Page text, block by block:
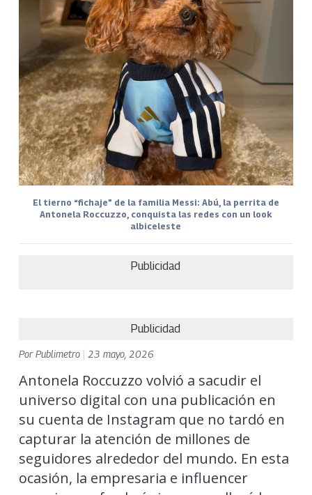
El tierno “fichaje” de la familia Messi: Abú, la perrita de
Antonela Roccuzzo, conquista las redes con un look
albiceleste
Publicidad
Publicidad
PorPublimetro 23 mayo, 2026
Antonela Roccuzzo volvió a sacudir el
universo digital con una publicación en
su cuenta de Instagram que no tardó en
capturar la atención de millones de
seguidores alrededor del mundo. En esta
ocasión, la empresaria e influencer